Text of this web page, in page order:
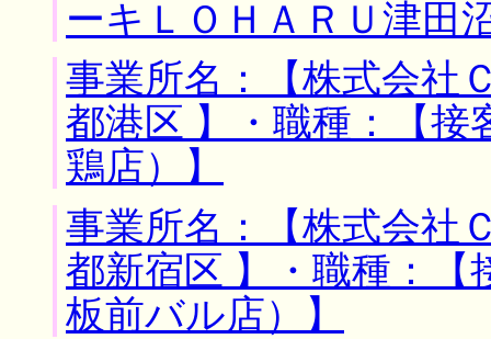
ーキＬＯＨＡＲＵ津田
事業所名：【株式会社
都港区 】・職種：【
鶏店）】
事業所名：【株式会社
都新宿区 】・職種：
板前バル店）】